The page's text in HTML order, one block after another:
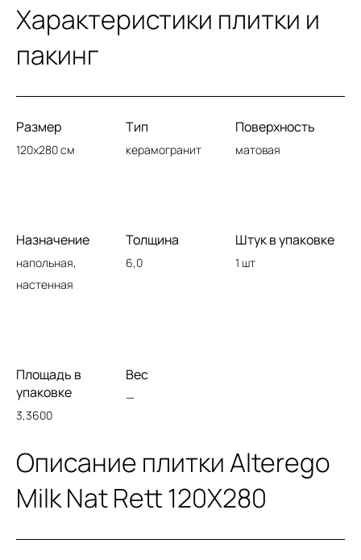
Характеристики плитки и
пакинг
Размер
120x280 см
Тип
керамогранит
Поверхность
матовая
Назначение
напольная,
настенная
Толщина
6,0
Штук в упаковке
1 шт
Площадь в
упаковке
3,3600
Вес
—
Описание плитки Alterego
Milk Nat Rett 120X280